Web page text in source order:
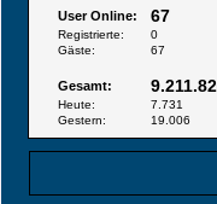
User Online: 67
Registrierte:
0
Gäste:
67
Gesamt:
Heute:
7.731
Gestern:
19.006